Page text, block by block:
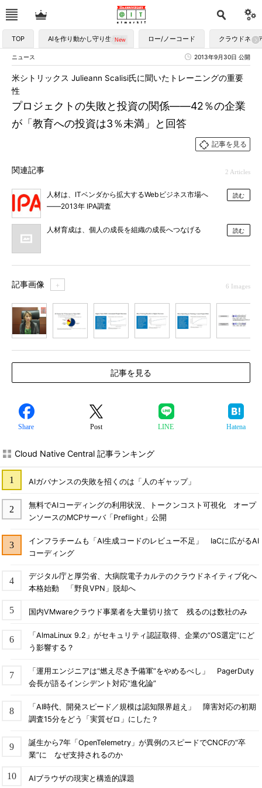
TOP AIを作り動かし守り生かす ロー/ノーコード クラウドネイ
ニュース 2013年9月30日 公開
プロジェクトの失敗と投資の関係――42％の企業
が「教育への投資は3％未満」と回答
米シトリックス Julieann Scalisi氏に聞いたトレーニングの重要
性
記事を見る
関連記事 2 Articles
人材は、ITベンダから拡大するWebビジネス市場へ
――2013年 IPA調査
読む
人材育成は、個人の成長を組織の成長へつなげる 読む
記事画像 ＋ 6 Images
記事を見る
Share Post LINE Hatena
Cloud Native Central 記事ランキング
AIガバナンスの失敗を招くのは「人のギャップ」
無料でAIコーディングの利用状況、トークンコスト可視化 オープ
ンソースのMCPサーバ「Preflight」公開
インフラチームも「AI生成コードのレビュー不足」 IaCに広がるAI
コーディング
デジタル庁と厚労省、大病院電子カルテのクラウドネイティブ化へ
本格始動 「野良VPN」脱却へ
国内VMwareクラウド事業者を大量切り捨て 残るのは数社のみ
「AlmaLinux 9.2」がセキュリティ認証取得、企業の“OS選定”にど
う影響する？
「運用エンジニアは“燃え尽き予備軍”をやめるべし」 PagerDuty
会長が語るインシデント対応“進化論”
「AI時代、開発スピード／規模は認知限界超え」 障害対応の初期
調査15分をどう「実質ゼロ」にした？
誕生から7年「OpenTelemetry」が異例のスピードでCNCFの“卒
業”に なぜ支持されるのか
AIブラウザの現実と構造的課題